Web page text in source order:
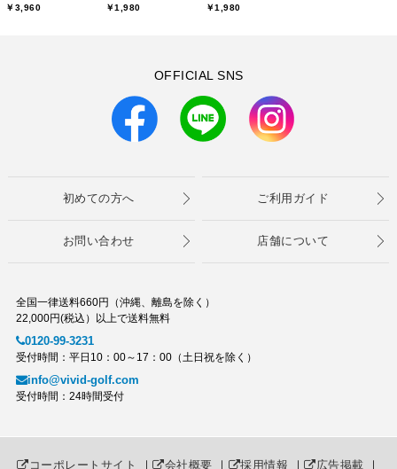
￥3,960
￥1,980
￥1,980
OFFICIAL SNS
初めての方へ ご利用ガイド
お問い合わせ 店舗について
全国一律送料660円（沖縄、離島を除く）
22,000円(税込）以上で送料無料
0120-99-3231
受付時間：平日10：00～17：00（土日祝を除く）
info@vivid-golf.com
受付時間：24時間受付
コーポレートサイト ｜ 会社概要 ｜ 採用情報 ｜ 広告掲載 ｜